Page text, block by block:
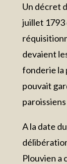
Un décret
juillet 1793
devaient
fonderie la
pouvait
A la date
Plouvien a